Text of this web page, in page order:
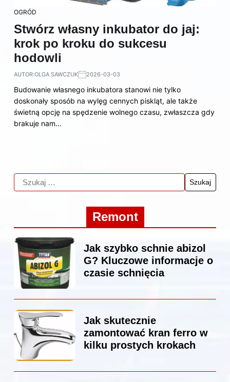
OGRÓD
Stwórz własny inkubator do jaj:
krok po kroku do sukcesu
hodowli
AUTOR:OLGA SAWCZUK 2026-03-03
Budowanie własnego inkubatora stanowi nie tylko
doskonały sposób na wylęg cennych piskląt, ale także
świetną opcję na spędzenie wolnego czasu, zwłaszcza gdy
brakuje nam…
Remont
Jak szybko schnie abizol
G? Kluczowe informacje o
czasie schnięcia
Jak skutecznie
zamontować kran ferro w
kilku prostych krokach